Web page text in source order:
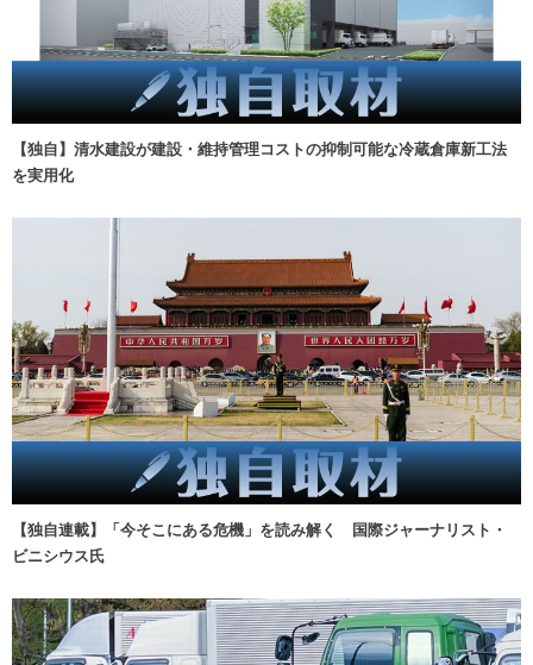
【独自】清水建設が建設・維持管理コストの抑制可能な冷蔵倉庫新工法
を実用化
【独自連載】「今そこにある危機」を読み解く 国際ジャーナリスト・
ビニシウス氏